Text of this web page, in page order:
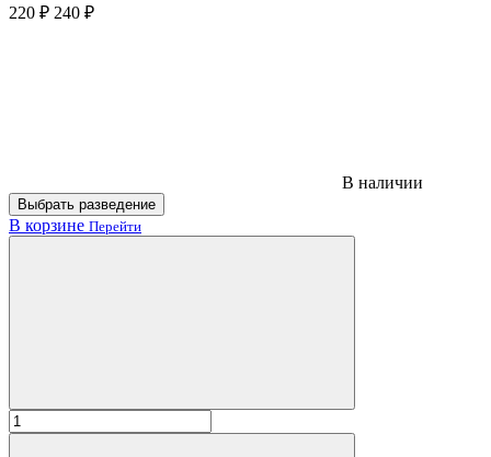
220 ₽ 240 ₽
В наличии
Выбрать разведение
В корзине Перейти